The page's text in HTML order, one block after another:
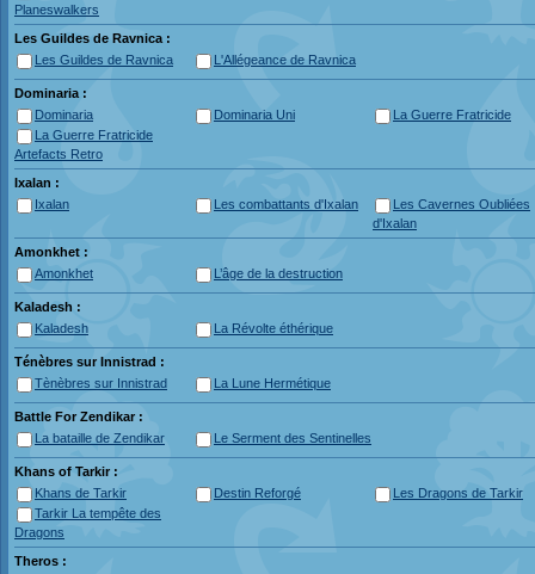
Planeswalkers
Les Guildes de Ravnica :
Les Guildes de Ravnica
L'Allégeance de Ravnica
Dominaria :
Dominaria
Dominaria Uni
La Guerre Fratricide
La Guerre Fratricide
Artefacts Retro
Ixalan :
Ixalan
Les combattants d'Ixalan
Les Cavernes Oubliées
d'Ixalan
Amonkhet :
Amonkhet
L’âge de la destruction
Kaladesh :
Kaladesh
La Révolte éthérique
Ténèbres sur Innistrad :
Tènèbres sur Innistrad
La Lune Hermétique
Battle For Zendikar :
La bataille de Zendikar
Le Serment des Sentinelles
Khans of Tarkir :
Khans de Tarkir
Destin Reforgé
Les Dragons de Tarkir
Tarkir La tempête des
Dragons
Theros :